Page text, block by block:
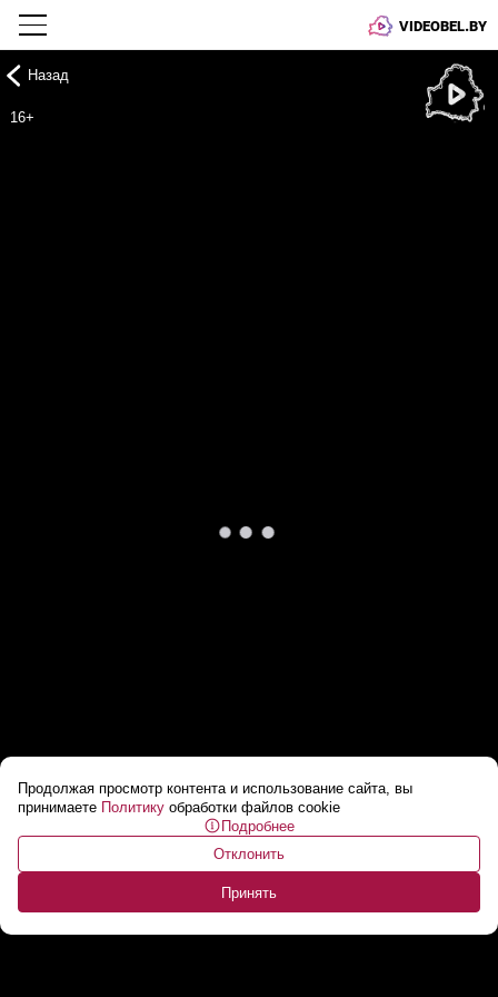
VIDEOBEL.BY
Продолжая просмотр контента и использование сайта, вы
принимаете Политику обработки файлов cookie
Подробнее
Отклонить
Принять
Назад
16+
«Я бы не надеялся на мирные сценарии!» //
Василец про курс западной цивилизации...